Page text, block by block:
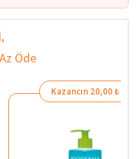
Öde
Kazancın 20,00 ₺